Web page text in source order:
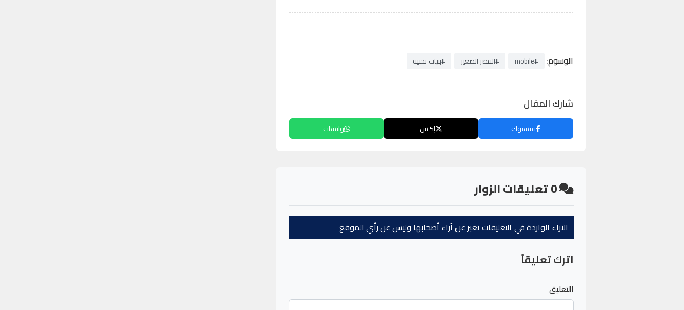
الوسوم: #mobile #القصر الصغير #بنيات تحتية
شارك المقال
فيسبوك إكس واتساب
0تعليقات الزوار
الآراء الواردة في التعليقات تعبر عن آراء أصحابها وليس عن رأي الموقع
اترك تعليقاً
التعليق